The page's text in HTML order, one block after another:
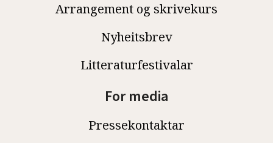
Arrangement og skrivekurs
Nyheitsbrev
Litteraturfestivalar
For media
Pressekontaktar